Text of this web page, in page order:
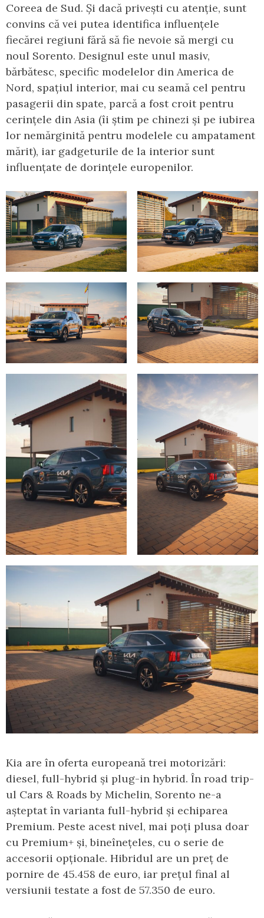
Coreea de Sud. Și dacă privești cu atenție, sunt
convins că vei putea identifica influențele
fiecărei regiuni fără să fie nevoie să mergi cu
noul Sorento. Designul este unul masiv,
bărbătesc, specific modelelor din America de
Nord, spațiul interior, mai cu seamă cel pentru
pasagerii din spate, parcă a fost croit pentru
cerințele din Asia (îi știm pe chinezi și pe iubirea
lor nemărginită pentru modelele cu ampatament
mărit), iar gadgeturile de la interior sunt
influențate de dorințele europenilor.
Kia are în oferta europeană trei motorizări:
diesel, full-hybrid și plug-in hybrid. În road trip-
ul Cars & Roads by Michelin, Sorento ne-a
așteptat în varianta full-hybrid și echiparea
Premium. Peste acest nivel, mai poți plusa doar
cu Premium+ și, bineînețeles, cu o serie de
accesorii opționale. Hibridul are un preț de
pornire de 45.458 de euro, iar prețul final al
versiunii testate a fost de 57.350 de euro.